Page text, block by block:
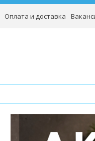
Оплата и доставка